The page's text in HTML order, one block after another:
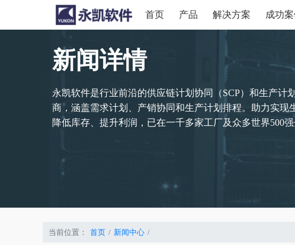
首页 产品 解决方案 成功案
新闻详情
永凯软件是行业前沿的供应链计划协同（SCP）和生产计
商，涵盖需求计划、产销协同和生产计划排程。助力实现
降低库存、提升利润，已在一千多家工厂及众多世界500强
当前位置： 首页 新闻中心